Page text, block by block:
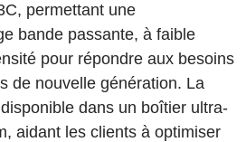
permettant une
bande passante, à faible
pour répondre aux besoins
de nouvelle génération. La
dans un boîtier ultra-
aidant les clients à optimiser